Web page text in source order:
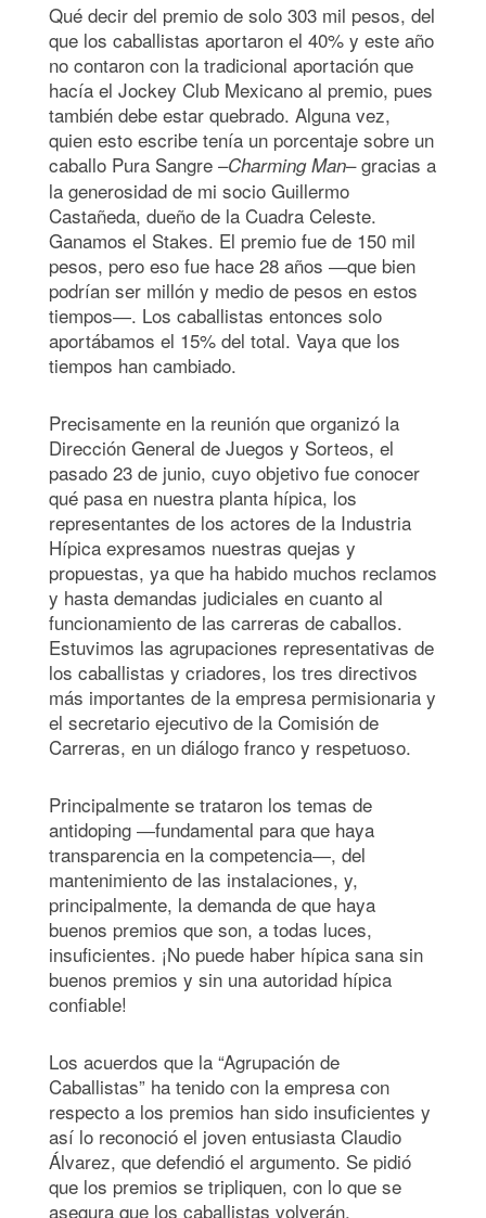
Qué decir del premio de solo 303 mil pesos, del
que los caballistas aportaron el 40% y este año
no contaron con la tradicional aportación que
hacía el Jockey Club Mexicano al premio, pues
también debe estar quebrado. Alguna vez,
quien esto escribe tenía un porcentaje sobre un
caballo Pura Sangre –Charming Man– gracias a
la generosidad de mi socio Guillermo
Castañeda, dueño de la Cuadra Celeste.
Ganamos el Stakes. El premio fue de 150 mil
pesos, pero eso fue hace 28 años ―que bien
podrían ser millón y medio de pesos en estos
tiempos―. Los caballistas entonces solo
aportábamos el 15% del total. Vaya que los
tiempos han cambiado.
Precisamente en la reunión que organizó la
Dirección General de Juegos y Sorteos, el
pasado 23 de junio, cuyo objetivo fue conocer
qué pasa en nuestra planta hípica, los
representantes de los actores de la Industria
Hípica expresamos nuestras quejas y
propuestas, ya que ha habido muchos reclamos
y hasta demandas judiciales en cuanto al
funcionamiento de las carreras de caballos.
Estuvimos las agrupaciones representativas de
los caballistas y criadores, los tres directivos
más importantes de la empresa permisionaria y
el secretario ejecutivo de la Comisión de
Carreras, en un diálogo franco y respetuoso.
Principalmente se trataron los temas de
antidoping ―fundamental para que haya
transparencia en la competencia―, del
mantenimiento de las instalaciones, y,
principalmente, la demanda de que haya
buenos premios que son, a todas luces,
insuficientes. ¡No puede haber hípica sana sin
buenos premios y sin una autoridad hípica
confiable!
Los acuerdos que la “Agrupación de
Caballistas” ha tenido con la empresa con
respecto a los premios han sido insuficientes y
así lo reconoció el joven entusiasta Claudio
Álvarez, que defendió el argumento. Se pidió
que los premios se tripliquen, con lo que se
asegura que los caballistas volverán.